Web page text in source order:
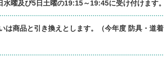
曜及び5日土曜の19:15～19:45に受け付けます。
は商品と引き換えとします。（今年度 防具・道着